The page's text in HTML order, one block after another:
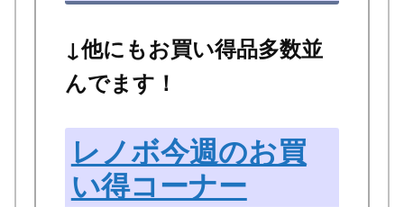
↓他にもお買い得品多数並
んでます！
レノボ今週のお買
い得コーナー